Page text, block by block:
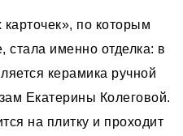
по которым
стала именно отделка: в
керамика ручной
Екатерины Колеговой.
на плитку и проходит